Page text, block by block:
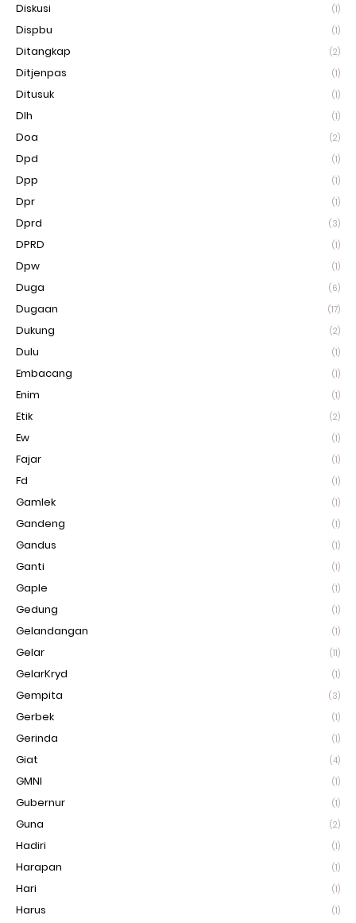
Diskusi (1)
Dispbu (1)
Ditangkap (2)
Ditjenpas (1)
Ditusuk (1)
Dlh (1)
Doa (2)
Dpd (1)
Dpp (1)
Dpr (1)
Dprd (3)
DPRD (1)
Dpw (1)
Duga (6)
Dugaan (17)
Dukung (2)
Dulu (1)
Embacang (1)
Enim (1)
Etik (2)
Ew (1)
Fajar (1)
Fd (1)
Gamlek (1)
Gandeng (1)
Gandus (1)
Ganti (1)
Gaple (1)
Gedung (1)
Gelandangan (1)
Gelar (11)
GelarKryd (1)
Gempita (3)
Gerbek (1)
Gerinda (1)
Giat (4)
GMNI (1)
Gubernur (1)
Guna (2)
Hadiri (1)
Harapan (1)
Hari (1)
Harus (1)